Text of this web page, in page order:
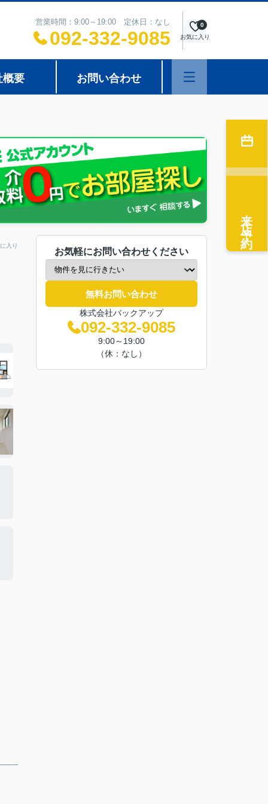
営業時間：9:00～19:00 定休日：なし
092-332-9085 お気に入り
0
概要 お問い合わせ
入り
お気軽にお問い合わせください
無料お問い合わせ
株式会社バックアップ
092-332-9085
9:00～19:00
（休：なし）
来店予約